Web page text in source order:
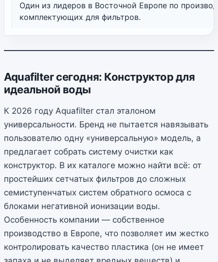
Один из лидеров в Восточной Европе по
комплектующих для фильтров.
Aquafilter сегодня: Конструктор для
идеальной воды
К 2026 году Aquafilter стал эталоном
универсальности. Бренд не пытается навязывать
пользователю одну «универсальную» модель, а
предлагает собрать систему очистки как
конструктор. В их каталоге можно найти всё: от
простейших сетчатых фильтров до сложных
семиступенчатых систем обратного осмоса с
блоками негативной ионизации воды.
Особенность компании — собственное
производство в Европе, что позволяет им жестко
контролировать качество пластика (он не имеет